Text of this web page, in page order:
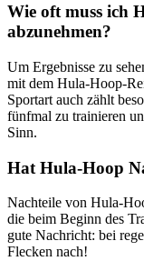
Wie oft muss ich
abzunehmen?
Um Ergebnisse zu
mit dem Hula-Hoop-
Sportart auch zählt
fünfmal zu trainieren
Sinn.
Hat Hula-Hoop
Nachteile von Hula-
die beim Beginn des
gute Nachricht: bei
Flecken nach!